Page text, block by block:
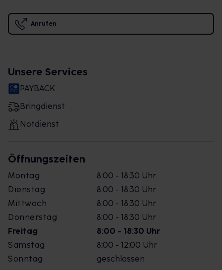
Anrufen
Unsere Services
PAYBACK
Bringdienst
Notdienst
Öffnungszeiten
Montag
8:00 - 18:30 Uhr
Dienstag
8:00 - 18:30 Uhr
Mittwoch
8:00 - 18:30 Uhr
Donnerstag
8:00 - 18:30 Uhr
Freitag
8:00 - 18:30 Uhr
Samstag
8:00 - 12:00 Uhr
Sonntag
geschlossen